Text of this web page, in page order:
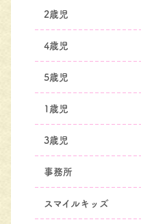
2歳児
4歳児
5歳児
1歳児
3歳児
事務所
スマイルキッズ